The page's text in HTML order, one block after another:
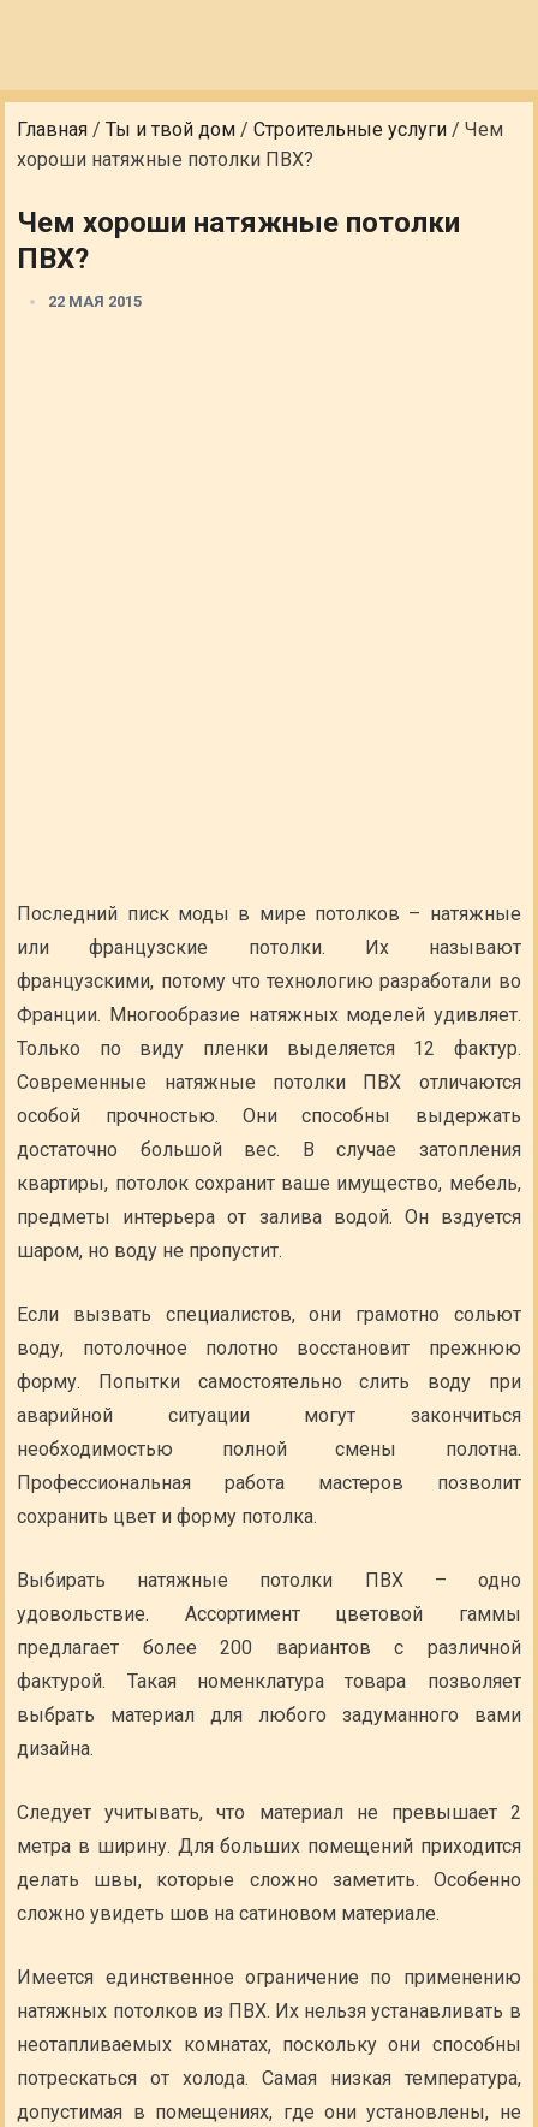
Главная /Ты и твой дом /Строительные услуги /Чем
хороши натяжные потолки ПВХ?
Чем хороши натяжные потолки
ПВХ?
22 МАЯ 2015
Последний писк моды в мире потолков – натяжные
или французские потолки. Их называют
французскими, потому что технологию разработали во
Франции. Многообразие натяжных моделей удивляет.
Только по виду пленки выделяется 12 фактур.
Современные натяжные потолки ПВХ отличаются
особой прочностью. Они способны выдержать
достаточно большой вес. В случае затопления
квартиры, потолок сохранит ваше имущество, мебель,
предметы интерьера от залива водой. Он вздуется
шаром, но воду не пропустит.
Если вызвать специалистов, они грамотно сольют
воду, потолочное полотно восстановит прежнюю
форму. Попытки самостоятельно слить воду при
аварийной ситуации могут закончиться
необходимостью полной смены полотна.
Профессиональная работа мастеров позволит
сохранить цвет и форму потолка.
Выбирать натяжные потолки ПВХ – одно
удовольствие. Ассортимент цветовой гаммы
предлагает более 200 вариантов с различной
фактурой. Такая номенклатура товара позволяет
выбрать материал для любого задуманного вами
дизайна.
Следует учитывать, что материал не превышает 2
метра в ширину. Для больших помещений приходится
делать швы, которые сложно заметить. Особенно
сложно увидеть шов на сатиновом материале.
Имеется единственное ограничение по применению
натяжных потолков из ПВХ. Их нельзя устанавливать в
неотапливаемых комнатах, поскольку они способны
потрескаться от холода. Самая низкая температура,
допустимая в помещениях, где они установлены, не